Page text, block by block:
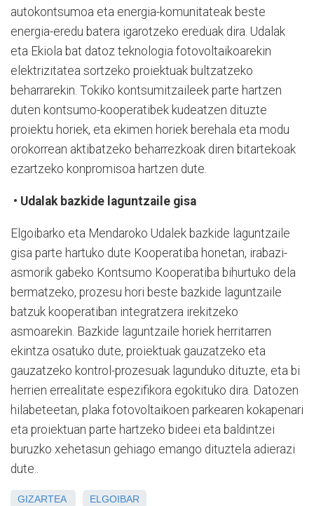
autokontsumoa eta energia-komunitateak beste
energia-eredu batera igarotzeko ereduak dira. Udalak
eta Ekiola bat datoz teknologia fotovoltaikoarekin
elektrizitatea sortzeko proiektuak bultzatzeko
beharrarekin. Tokiko kontsumitzaileek parte hartzen
duten kontsumo-kooperatibek kudeatzen dituzte
proiektu horiek, eta ekimen horiek berehala eta modu
orokorrean aktibatzeko beharrezkoak diren bitartekoak
ezartzeko konpromisoa hartzen dute.
• Udalak bazkide laguntzaile gisa
Elgoibarko eta Mendaroko Udalek bazkide laguntzaile
gisa parte hartuko dute Kooperatiba honetan, irabazi-
asmorik gabeko Kontsumo Kooperatiba bihurtuko dela
bermatzeko, prozesu hori beste bazkide laguntzaile
batzuk kooperatiban integratzera irekitzeko
asmoarekin. Bazkide laguntzaile horiek herritarren
ekintza osatuko dute, proiektuak gauzatzeko eta
gauzatzeko kontrol-prozesuak lagunduko dituzte, eta bi
herrien errealitate espezifikora egokituko dira. Datozen
hilabeteetan, plaka fotovoltaikoen parkearen kokapenari
eta proiektuan parte hartzeko bideei eta baldintzei
buruzko xehetasun gehiago emango dituztela adierazi
dute..
GIZARTEA ELGOIBAR